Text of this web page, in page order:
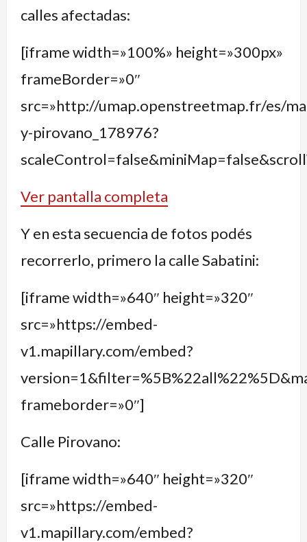
calles afectadas:
[iframe width=»100%» height=»300px»
frameBorder=»0″
src=»http://umap.openstreetmap.fr/es/
y-pirovano_178976?
Ver pantalla completa
Y en esta secuencia de fotos podés
recorrerlo, primero la calle Sabatini:
[iframe width=»640″ height=»320″
src=»https://embed-
v1.mapillary.com/embed?
frameborder=»0″]
Calle Pirovano:
[iframe width=»640″ height=»320″
src=»https://embed-
v1.mapillary.com/embed?